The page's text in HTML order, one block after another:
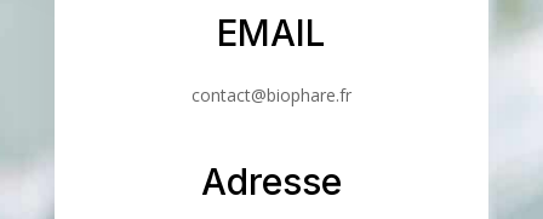
EMAIL
contact@biophare.fr
Adresse